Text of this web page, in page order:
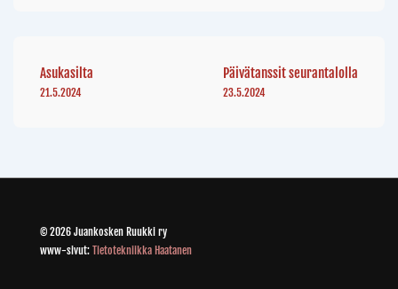
Asukasilta
21.5.2024
Päivätanssit seurantalolla
23.5.2024
© 2026 Juankosken Ruukki ry
www-sivut: Tietotekniikka Haatanen